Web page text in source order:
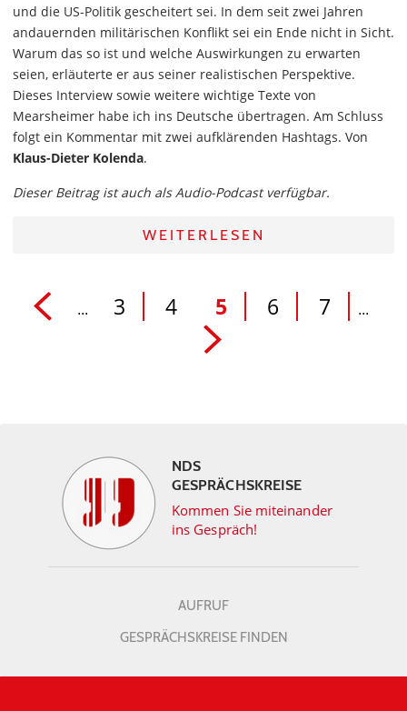
und die US-Politik gescheitert sei. In dem seit zwei Jahren
andauernden militärischen Konflikt sei ein Ende nicht in Sicht.
Warum das so ist und welche Auswirkungen zu erwarten
seien, erläuterte er aus seiner realistischen Perspektive.
Dieses Interview sowie weitere wichtige Texte von
Mearsheimer habe ich ins Deutsche übertragen. Am Schluss
folgt ein Kommentar mit zwei aufklärenden Hashtags. Von
Klaus-Dieter Kolenda.
Dieser Beitrag ist auch als Audio-Podcast verfügbar.
WEITERLESEN
... 3 4 5 6 7 ...
NDS
GESPRÄCHSKREISE
Kommen Sie miteinander
ins Gespräch!
AUFRUF
GESPRÄCHSKREISE FINDEN